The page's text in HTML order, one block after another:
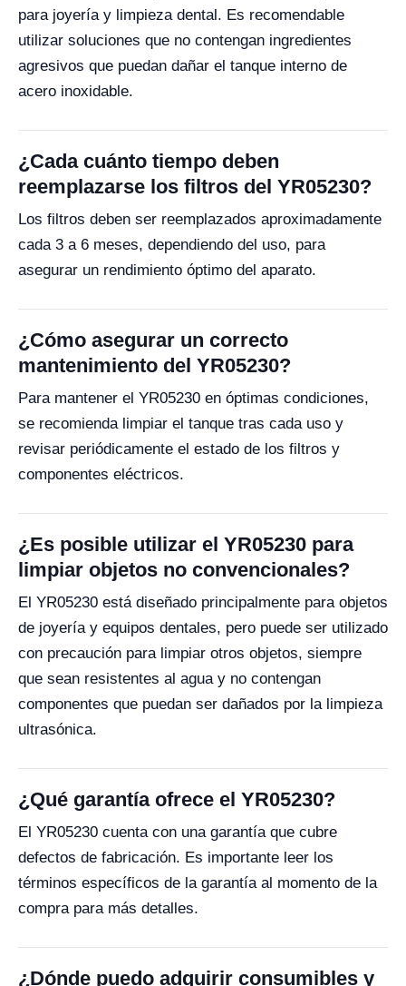
para joyería y limpieza dental. Es recomendable
utilizar soluciones que no contengan ingredientes
agresivos que puedan dañar el tanque interno de
acero inoxidable.
¿Cada cuánto tiempo deben
reemplazarse los filtros del YR05230?
Los filtros deben ser reemplazados aproximadamente
cada 3 a 6 meses, dependiendo del uso, para
asegurar un rendimiento óptimo del aparato.
¿Cómo asegurar un correcto
mantenimiento del YR05230?
Para mantener el YR05230 en óptimas condiciones,
se recomienda limpiar el tanque tras cada uso y
revisar periódicamente el estado de los filtros y
componentes eléctricos.
¿Es posible utilizar el YR05230 para
limpiar objetos no convencionales?
El YR05230 está diseñado principalmente para objetos
de joyería y equipos dentales, pero puede ser utilizado
con precaución para limpiar otros objetos, siempre
que sean resistentes al agua y no contengan
componentes que puedan ser dañados por la limpieza
ultrasónica.
¿Qué garantía ofrece el YR05230?
El YR05230 cuenta con una garantía que cubre
defectos de fabricación. Es importante leer los
términos específicos de la garantía al momento de la
compra para más detalles.
¿Dónde puedo adquirir consumibles y